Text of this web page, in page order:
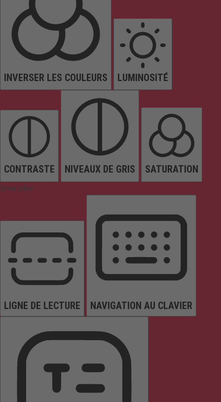
INVERSER LES COULEURS LUMINOSITÉ
CONTRASTE NIVEAUX DE GRIS SATURATION
Orientation
LIGNE DE LECTURE NAVIGATION AU CLAVIER